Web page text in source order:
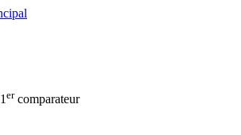
1 ercomparateur